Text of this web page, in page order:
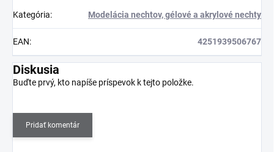
Kategória: Modelácia nechtov, gélové a akrylové nechty
EAN: 4251939506767
Diskusia
Buďte prvý, kto napíše príspevok k tejto položke.
Pridať komentár